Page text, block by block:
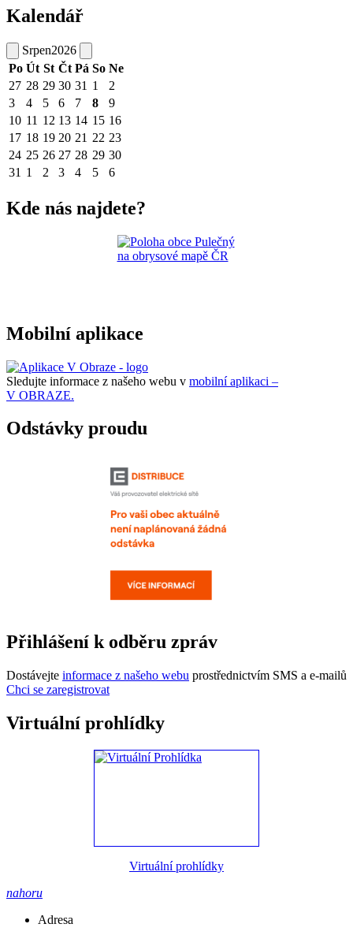
Kalendář
Srpen2026
Po Út St Čt Pá So Ne
27 28 29 30 31 1
2
3
4 5 6 7 8
9
10 11 12 13 14 15 16
17 18 19 20 21 22 23
24 25 26 27 28 29 30
31 1 2 3 4 5 6
Kde nás najdete?
Mobilní aplikace
Sledujte informace z našeho webu v mobilní aplikaci –
V OBRAZE.
Odstávky proudu
Přihlášení k odběru zpráv
Dostávejte informace z našeho webu prostřednictvím SMS a e-mailů
Chci se zaregistrovat
Virtuální prohlídky
Virtuální prohlídky
nahoru
Adresa